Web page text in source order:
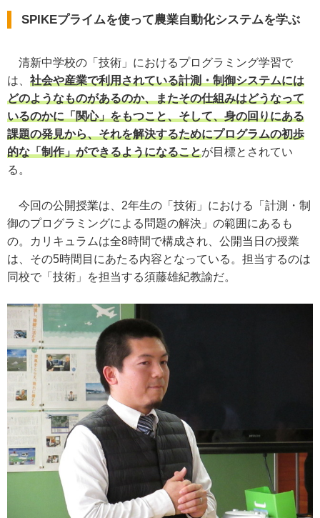
SPIKEプライムを使って農業自動化システムを学ぶ
清新中学校の「技術」におけるプログラミング学習で
は、 社会や産業で利用されている計測・制御システムには
どのようなものがあるのか、またその仕組みはどうなって
いるのかに「関心」をもつこと、そして、身の回りにある
課題の発見から、それを解決するためにプログラムの初歩
的な「制作」ができるようになることが目標とされてい
る。
今回の公開授業は、2年生の「技術」における「計測・制
御のプログラミングによる問題の解決」の範囲にあるも
の。カリキュラムは全8時間で構成され、公開当日の授業
は、その5時間目にあたる内容となっている。担当するのは
同校で「技術」を担当する須藤雄紀教諭だ。